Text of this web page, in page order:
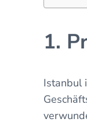
1.
Istanbul